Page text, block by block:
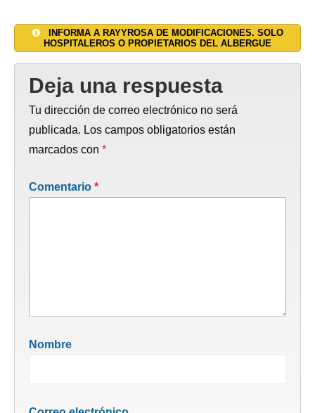
INFORMA A RAYYROSA DE MODIFICACIONES. SOLO
HOSPITALEROS O PROPIETARIOS DEL ALBERGUE
Deja una respuesta
Tu dirección de correo electrónico no será
publicada. Los campos obligatorios están
marcados con *
Comentario *
Nombre